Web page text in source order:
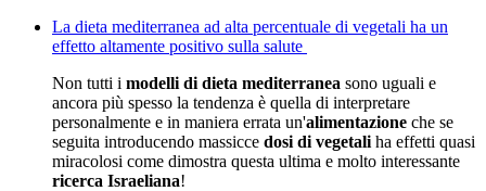
La dieta mediterranea ad alta percentuale di vegetali ha un
effetto altamente positivo sulla salute
Non tutti i modelli di dieta mediterranea sono uguali e
ancora più spesso la tendenza è quella di interpretare
personalmente e in maniera errata un'alimentazione che se
seguita introducendo massicce dosi di vegetali ha effetti quasi
miracolosi come dimostra questa ultima e molto interessante
ricerca Israeliana!